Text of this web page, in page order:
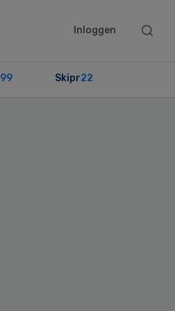
Inloggen
Search
99 Skipr22